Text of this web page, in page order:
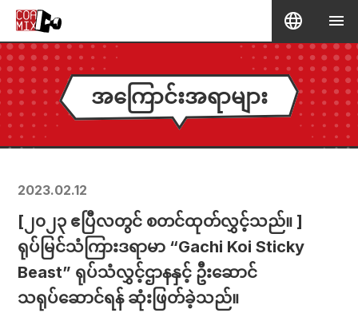
အကြောင်းအရာများ
2023.02.12
[၂၀၂၃ ဧပြီလတွင် စတင်ထုတ်လွှင့်သည်။ ]
ရုပ်မြင်သံကြားဒရာမာ “Gachi Koi Sticky
Beast” ရုပ်သံလွှင့်ဌာနနှင့် ဦးဆောင်
သရုပ်ဆောင်ရန် ဆုံးဖြတ်ခဲ့သည်။